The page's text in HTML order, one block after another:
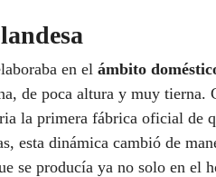
en el ámbito
de poca altura y muy tierna.
la primera fábrica oficial de
esta dinámica cambió de
se producía ya no solo en el